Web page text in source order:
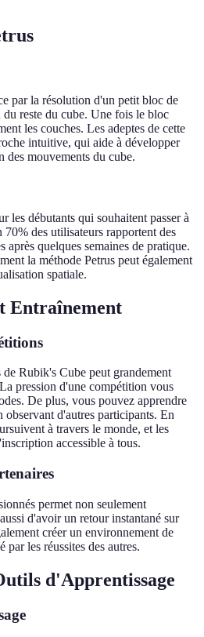
par la résolution d'un petit bloc de
reste du cube. Une fois le bloc
les couches. Les adeptes de cette
intuitive, qui aide à développer
des mouvements du cube.
les débutants qui souhaitent passer à
des utilisateurs rapportent des
après quelques semaines de pratique.
la méthode Petrus peut également
spatiale.
Entraînement
Rubik's Cube peut grandement
pression d'une compétition vous
De plus, vous pouvez apprendre
observant d'autres participants. En
à travers le monde, et les
accessible à tous.
permet non seulement
d'avoir un retour instantané sur
créer un environnement de
les réussites des autres.
d'Apprentissage